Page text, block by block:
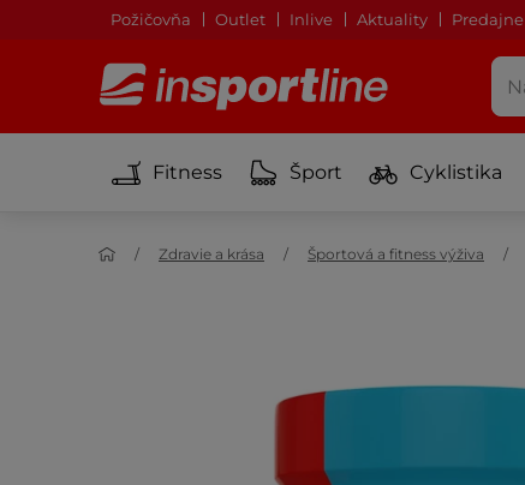
Požičovňa Outlet Inlive Aktuality Predajne
Fitness Šport Cyklistika
Zdravie a krása Športová a fitness výživa